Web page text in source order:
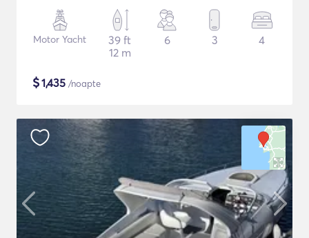
Motor Yacht
39 ft
12 m
6 3 4
$1,435 /noapte